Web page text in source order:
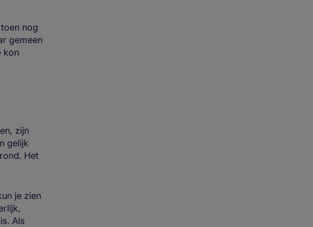
nog
gemeen
kon
zijn
gelijk
Het
je zien
Als